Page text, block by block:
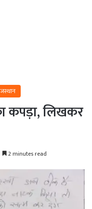
कपड़ा, लिखकर
2 minutes read